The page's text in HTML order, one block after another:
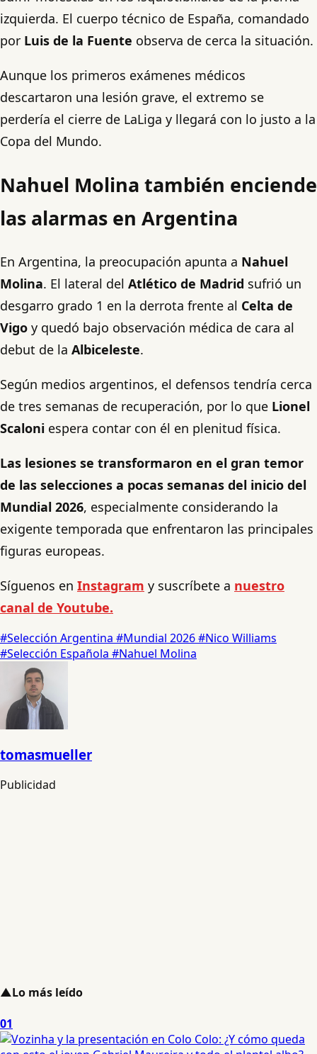
izquierda. El cuerpo técnico de España, comandado
por Luis de la Fuente observa de cerca la situación.
Aunque los primeros exámenes médicos
descartaron una lesión grave, el extremo se
perdería el cierre de LaLiga y llegará con lo justo a la
Copa del Mundo.
Nahuel Molina también enciende
las alarmas en Argentina
En Argentina, la preocupación apunta a Nahuel
Molina. El lateral del Atlético de Madrid sufrió un
desgarro grado 1 en la derrota frente al Celta de
Vigo y quedó bajo observación médica de cara al
debut de la Albiceleste.
Según medios argentinos, el defensos tendría cerca
de tres semanas de recuperación, por lo que Lionel
Scaloni espera contar con él en plenitud física.
Las lesiones se transformaron en el gran temor
de las selecciones a pocas semanas del inicio del
Mundial 2026, especialmente considerando la
exigente temporada que enfrentaron las principales
figuras europeas.
Síguenos en Instagram y suscríbete a nuestro
canal de Youtube.
#Selección Argentina #Mundial 2026#Nico Williams
#Selección Española #Nahuel Molina
tomasmueller
Publicidad
▲Lo más leído
01